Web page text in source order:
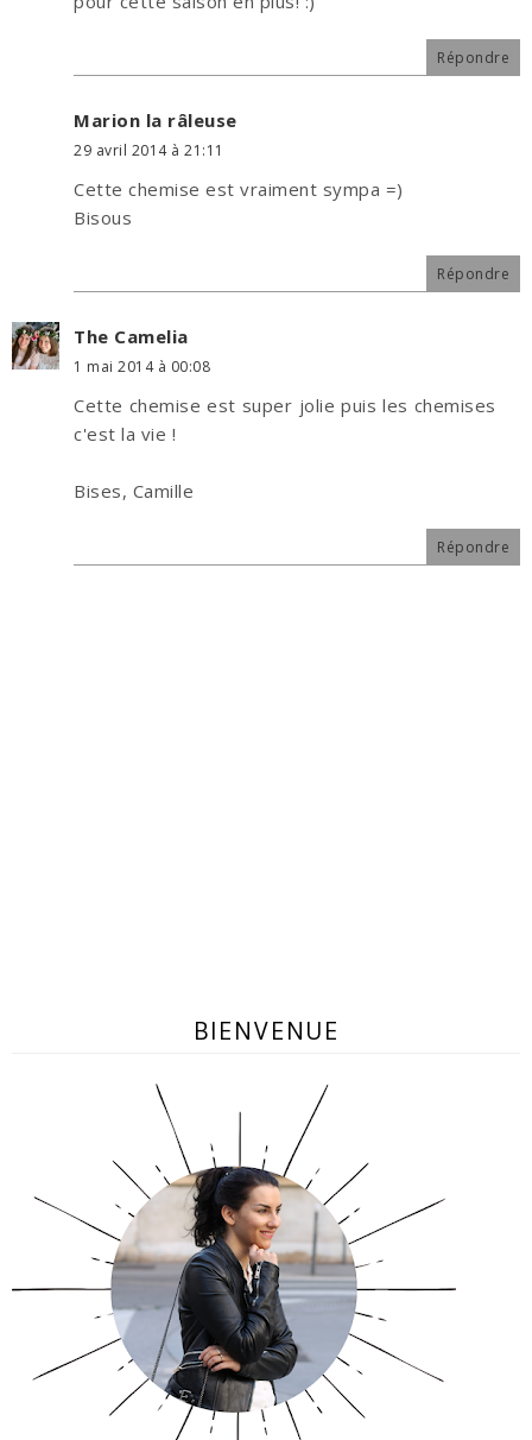
Répondre
Marion la râleuse
29 avril 2014 à 21:11
Cette chemise est vraiment sympa =)
Bisous
Répondre
The Camelia
1 mai 2014 à 00:08
Cette chemise est super jolie puis les chemises
c'est la vie !
Bises, Camille
Répondre
BIENVENUE